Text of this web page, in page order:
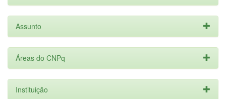
Assunto
Áreas do CNPq
Instituição